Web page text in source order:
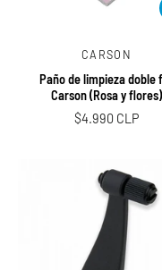
CARSON
Paño de limpieza doble
Carson (Rosa y flores)
$4.990 CLP